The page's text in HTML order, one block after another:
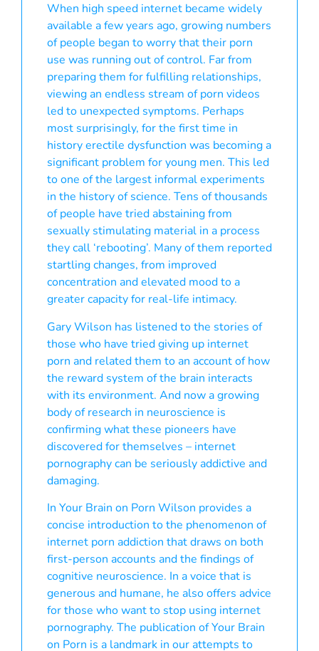
When high speed internet became widely
available a few years ago, growing numbers
of people began to worry that their porn
use was running out of control. Far from
preparing them for fulfilling relationships,
viewing an endless stream of porn videos
led to unexpected symptoms. Perhaps
most surprisingly, for the first time in
history erectile dysfunction was becoming a
significant problem for young men. This led
to one of the largest informal experiments
in the history of science. Tens of thousands
of people have tried abstaining from
sexually stimulating material in a process
they call ‘rebooting’. Many of them reported
startling changes, from improved
concentration and elevated mood to a
greater capacity for real-life intimacy.
Gary Wilson has listened to the stories of
those who have tried giving up internet
porn and related them to an account of how
the reward system of the brain interacts
with its environment. And now a growing
body of research in neuroscience is
confirming what these pioneers have
discovered for themselves – internet
pornography can be seriously addictive and
damaging.
In Your Brain on Porn Wilson provides a
concise introduction to the phenomenon of
internet porn addiction that draws on both
first-person accounts and the findings of
cognitive neuroscience. In a voice that is
generous and humane, he also offers advice
for those who want to stop using internet
pornography. The publication of Your Brain
on Porn is a landmark in our attempts to